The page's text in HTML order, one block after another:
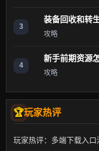
3
装备回收和转
攻略
4
新手前期资源
攻略
玩家热评
玩家热评：多端下载入口